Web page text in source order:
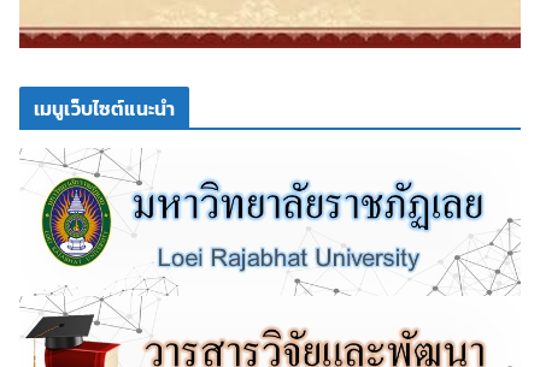
เมนูเว็บไซต์แนะนำ